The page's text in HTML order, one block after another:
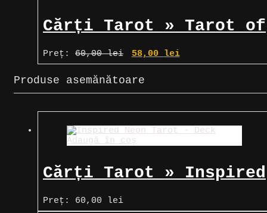
Cărți Tarot » Tarot of
Sacred Kingdoms
Preț: 60,00lei
Prețul
inițial
fost:
60,00 lei.
58,00 lei
curent
Produse asemănătoare
Adaugă în coș
Cărți Tarot » Inspired
Neon Tarot
Preț: 60,00 lei